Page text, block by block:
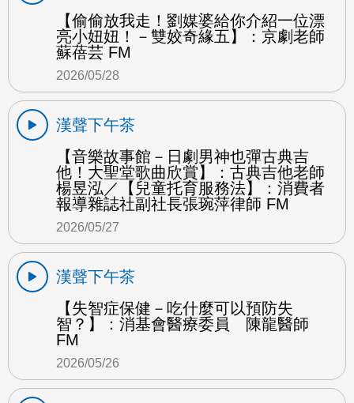
【偷偷放我走！劉媒婆給你介紹一位漂
亮小妞妞！－雙姣奇緣五】：京劇老師
蘇蓓芸 FM
2026/05/28
漢聲下午茶
【音樂故事館－日劇男神也彈古典吉
他！大聖堂歌曲欣賞】：古典吉他老師
楊昱泓／【兒童托育服務法】：消費者
報導雜誌社副社長張琬萍律師 FM
2026/05/27
漢聲下午茶
【失智症保健－吃什麼可以預防失
智？】：消基會醫療委員 陳龍醫師
FM
2026/05/26